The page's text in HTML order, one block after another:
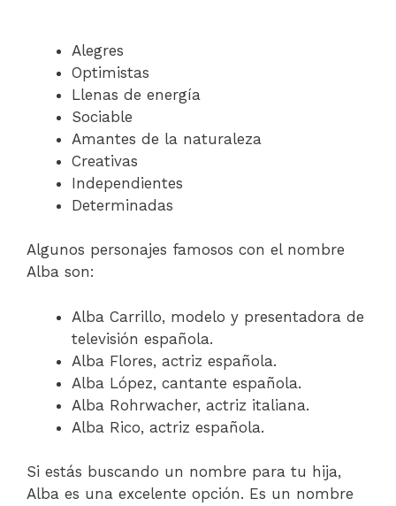
Alegres
Optimistas
Llenas de energía
Sociable
Amantes de la naturaleza
Creativas
Independientes
Determinadas
Algunos personajes famosos con el nombre
Alba son:
Alba Carrillo, modelo y presentadora de
televisión española.
Alba Flores, actriz española.
Alba López, cantante española.
Alba Rohrwacher, actriz italiana.
Alba Rico, actriz española.
Si estás buscando un nombre para tu hija,
Alba es una excelente opción. Es un nombre